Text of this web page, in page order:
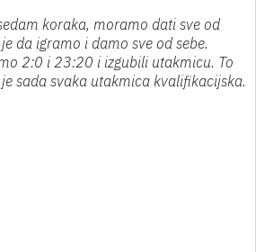
koraka, moramo dati sve od
da igramo i damo sve od sebe.
2:0 i 23:20 i izgubili utakmicu. To
sada svaka utakmica kvalifikacijska.